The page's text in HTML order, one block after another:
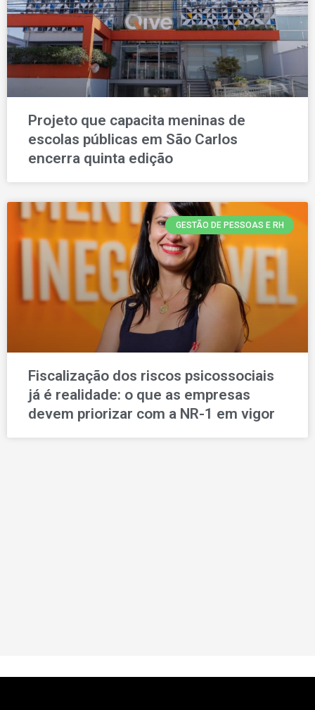
Projeto que capacita meninas de
escolas públicas em São Carlos
encerra quinta edição
GESTÃO DE PESSOAS E RH
Fiscalização dos riscos psicossociais
já é realidade: o que as empresas
devem priorizar com a NR-1 em vigor